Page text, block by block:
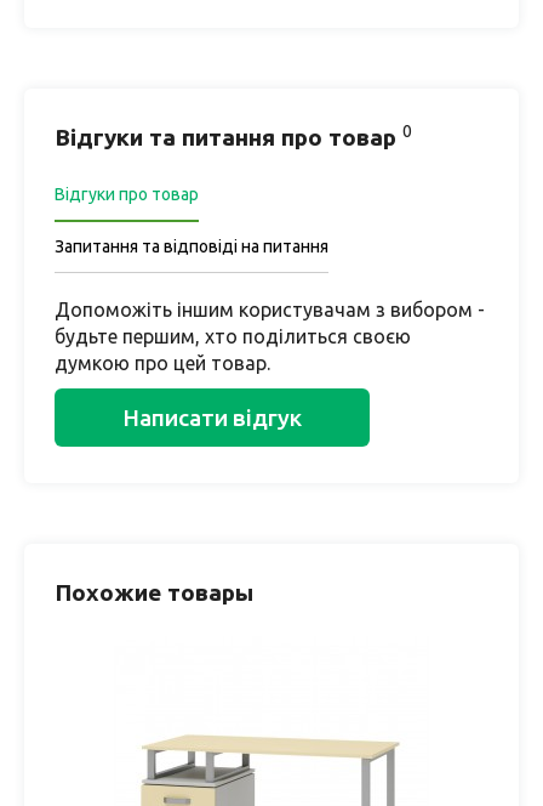
Відгуки та питання про товар 0
Відгуки про товар
Запитання та відповіді на питання
Допоможіть іншим користувачам з вибором -
будьте першим, хто поділиться своєю
думкою про цей товар.
Написати відгук
Похожие товары